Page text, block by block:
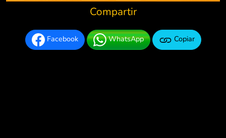
Compartir
Facebook WhatsApp Copiar